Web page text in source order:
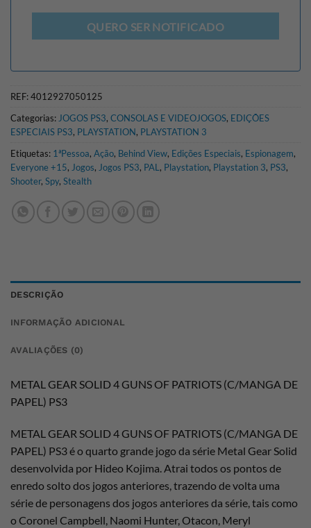
QUERO SER NOTIFICADO
REF:4012927050125
Categorias:JOGOS PS3, CONSOLAS E VIDEOJOGOS, EDIÇÕES
ESPECIAIS PS3, PLAYSTATION, PLAYSTATION 3
Etiquetas: 1ªPessoa, Ação, Behind View, Edições Especiais, Espionagem,
Everyone +15, Jogos, Jogos PS3, PAL, Playstation, Playstation 3, PS3,
Shooter, Spy, Stealth
DESCRIÇÃO
INFORMAÇÃO ADICIONAL
AVALIAÇÕES (0)
METAL GEAR SOLID 4 GUNS OF PATRIOTS (C/MANGA DE
PAPEL) PS3
METAL GEAR SOLID 4 GUNS OF PATRIOTS (C/MANGA DE
PAPEL) PS3 é o quarto grande jogo da série Metal Gear Solid
desenvolvida por Hideo Kojima. Atrai todos os pontos de
enredo solto dos jogos anteriores, trazendo de volta uma
série de personagens dos jogos anteriores da série, tais como
o Coronel Campbell, Naomi Hunter, Otacon, Meryl